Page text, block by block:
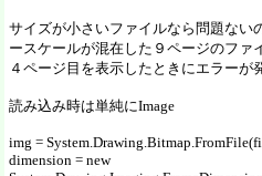
サイズが小さいファイルなら問題ない
ースケールが混在した９ページのファ
４ページ目を表示したときにエラーが
読み込み時は単純にImage
img =
dimension = new